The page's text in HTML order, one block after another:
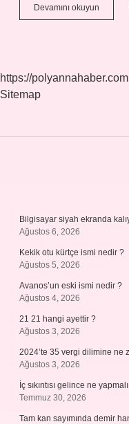
Devamını okuyun
Indirimi
https://polyannahaber.com
Sitemap
Bilgisayar siyah ekranda
Ağustos 6, 2026
Kekik otu kürtçe ismi nedir ?
Ağustos 5, 2026
Avanos’un eski ismi nedir ?
Ağustos 4, 2026
21 21 hangi ayettir ?
Ağustos 3, 2026
2024’te 35 vergi dilimine ne
Ağustos 3, 2026
İç sıkıntısı gelince ne
Temmuz 30, 2026
Tam kan sayımında demir